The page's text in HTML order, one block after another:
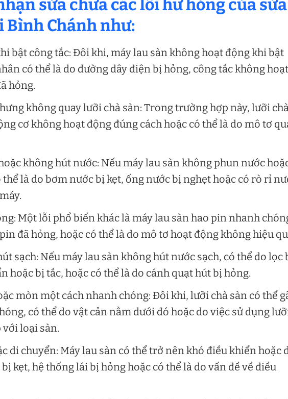
sửa chữa các lỗi hư hỏng củasửa
Bình Chánhnhư:
bật công tắc: Đôi khi, máy lau sàn không hoạt động khi bật
có thể là do đường dây điện bị hỏng, công tắc không hoạt
hỏng.
không quay lưỡi chà sàn: Trong trường hợp này, lưỡi
cơ không hoạt động đúng cách hoặc có thể là do mô tơ
không hút nước: Nếu máy lau sàn không phun nước
là do bơm nước bị kẹt, ống nước bị nghẹt hoặc có rò rỉ
Một lỗi phổ biến khác là máy lau sàn hao pin nhanh
đã hỏng, hoặc có thể là do mô tơ hoạt động không hiệu
sạch: Nếu máy lau sàn không hút nước sạch, có thể do lọc
hoặc bị tắc, hoặc có thể là do cánh quạt hút bị hỏng.
mòn một cách nhanh chóng: Đôi khi, lưỡi chà sàn có thể
có thể do vật cản nằm dưới đó hoặc do việc sử dụng
với loại sàn.
di chuyển: Máy lau sàn có thể trở nên khó điều khiển hoặc
kẹt, hệ thống lái bị hỏng hoặc có thể là do vấn đề về điều